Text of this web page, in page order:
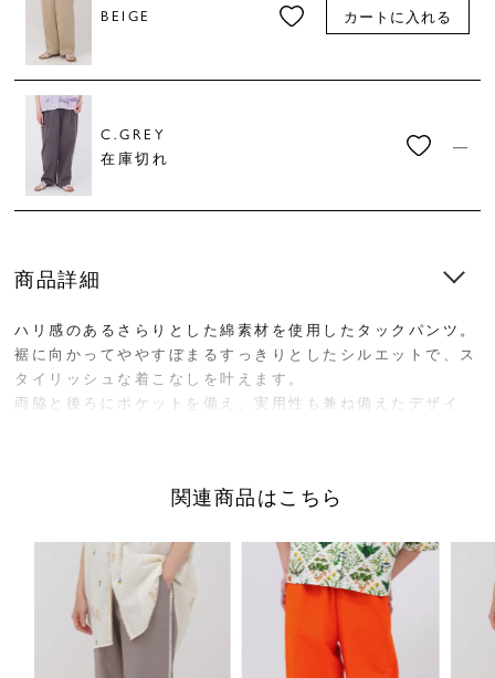
BEIGE カートに入れる
C.GREY
在庫切れ
—
商品詳細
ハリ感のあるさらりとした綿素材を使用したタックパンツ。
裾に向かってややすぼまるすっきりとしたシルエットで、ス
タイリッシュな着こなしを叶えます。
両脇と後ろにポケットを備え、実用性も兼ね備えたデザイ
デイリーからきれいめなスタイリングまで幅広く活躍する一
サイズ／FREE
着丈97cm、股上35.5cm、股下64.5cm、
ウエスト47.5cm、わたり37cm、裾幅24cm
素材／綿100％
関連商品はこちら